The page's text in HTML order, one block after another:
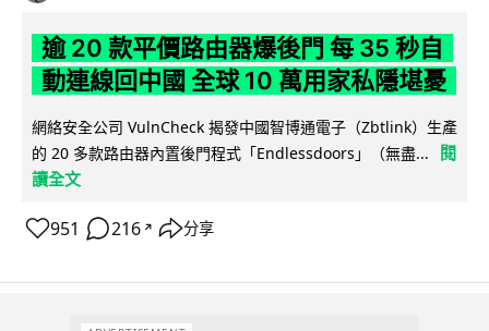
逾 20 款平價路由器爆後門 每 35 秒自
動連線回中國 全球 10 萬用家私隱堪憂
網絡安全公司 VulnCheck 揭發中國智博通電子（Zbtlink）生產
的 20 多款路由器內置後門程式「Endlessdoors」（無盡...
閱
讀全文
951 216 ↗ 分享